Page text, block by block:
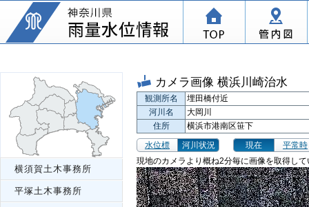
横須賀土木事務所
平塚土木事務所
カメラ画像 横浜川崎治水
観測所名
埋田橋付近
河川名
大岡川
住所
横浜市港南区笹下
水位標
河川状況 現在
平常時
現地のカメラより概ね2分毎に画像を取得し